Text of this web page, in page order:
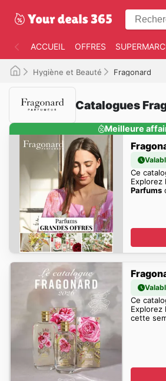
ACCUEIL OFFRES
Hygiène et Beauté Fragonard
Catalogues
Meilleure
Ce
Explorez
Parfums
Ce
Explorez
cette